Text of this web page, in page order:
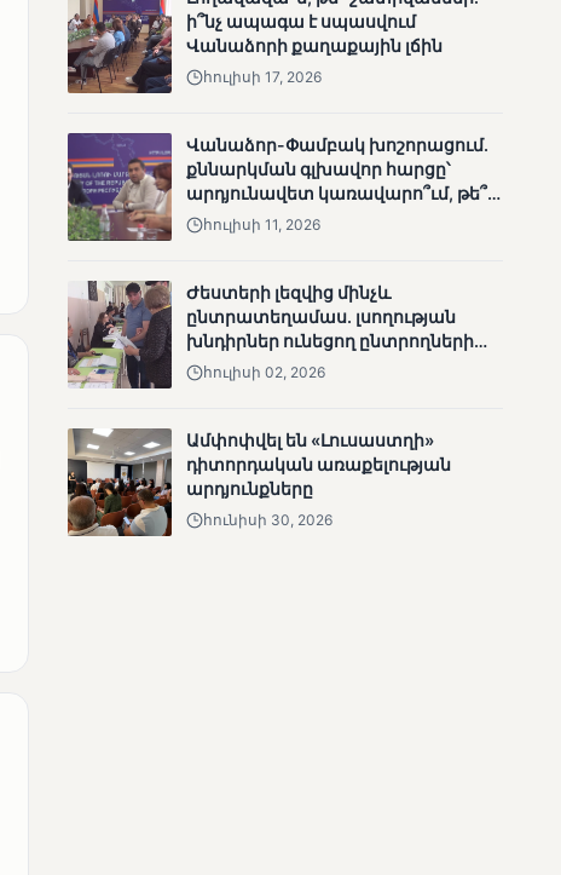
պաշտոնական
արդյունքները․ ՈՒՂԻՂ
նախնական տվյալներ՝ ժ․
1։00 դրությամբ
ի՞նչ ապագա է սպասվում
Վանաձորի քաղաքային լճին
հուլիսի 17, 2026
Վանաձոր-Փամբակ խոշորացում.
քննարկման գլխավոր հարցը՝
արդյունավետ կառավարո՞ւմ, թե՞
քաղաքական նպատակ
հուլիսի 11, 2026
Ժեստերի լեզվից մինչև
ընտրատեղամաս. լսողության
խնդիրներ ունեցող ընտրողների
ճանապարհը
հուլիսի 02, 2026
Ամփոփվել են «Լուսաստղի»
դիտորդական առաքելության
արդյունքները
հունիսի 30, 2026